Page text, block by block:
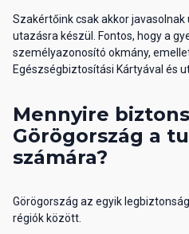
Szakértőink csak akkor
utazásra készül. Fontos, hogy a
személyazonosító okmány,
Egészségbiztosítási Kártyával és
Mennyire
Görögország a
számára?
Görögország az egyik
régiók között.